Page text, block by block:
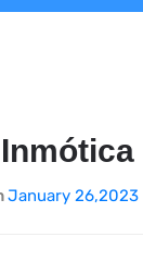
January 26,2023